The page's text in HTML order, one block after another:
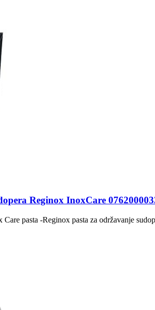
Reginox InoxCare
pasta -Reginox pasta za održavanje